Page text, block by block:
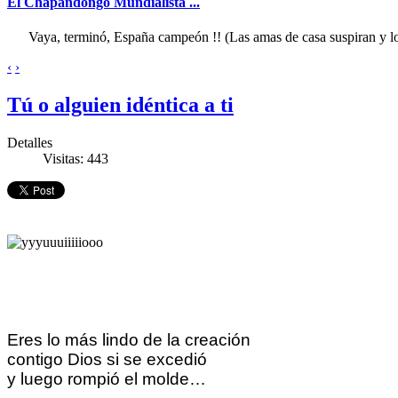
Vaya, terminó, España campeón !! (Las amas de casa suspiran y
‹ ›
Tú o alguien idéntica a ti
Detalles
Visitas: 443
Eres lo más lindo de la creación
contigo Dios si se excedió
y luego rompió el molde…